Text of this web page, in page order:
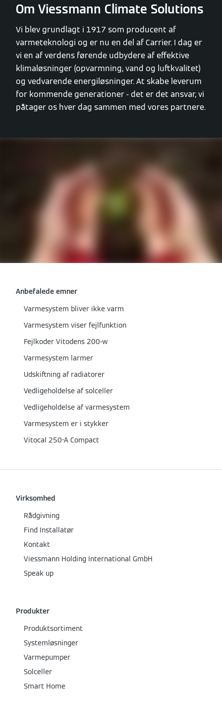
Om Viessmann Climate Solutions
Vi blev grundlagt i 1917 som producent af
varmeteknologi og er nu en del af Carrier. I dag er
vi en af verdens førende udbydere af effektive
klimaløsninger (opvarmning, vand og luftkvalitet)
og vedvarende energiløsninger. At skabe leverum
for kommende generationer - det er det ansvar, vi
påtager os hver dag sammen med vores partnere.
Anbefalede emner
Varmesystem bliver ikke varm
Varmesystem viser fejlfunktion
Fejlkoder Vitodens 200-w
Varmesystem larmer
Udskiftning af radiatorer
Vedligeholdelse af solceller
Vedligeholdelse af varmesystem
Varmesystem er i stykker
Vitocal 250-A Compact
Virksomhed
Rådgivning
Find Installatør
Kontakt
Viessmann Holding International GmbH
Speak up
Produkter
Produktsortiment
Systemløsninger
Varmepumper
Solceller
Smart Home